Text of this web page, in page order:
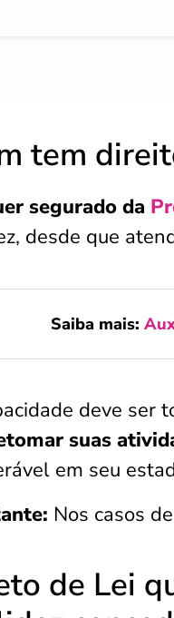
tem
segurado da
desde que
Saiba mais:
deve ser
suas
em seu
Nos casos
de Lei